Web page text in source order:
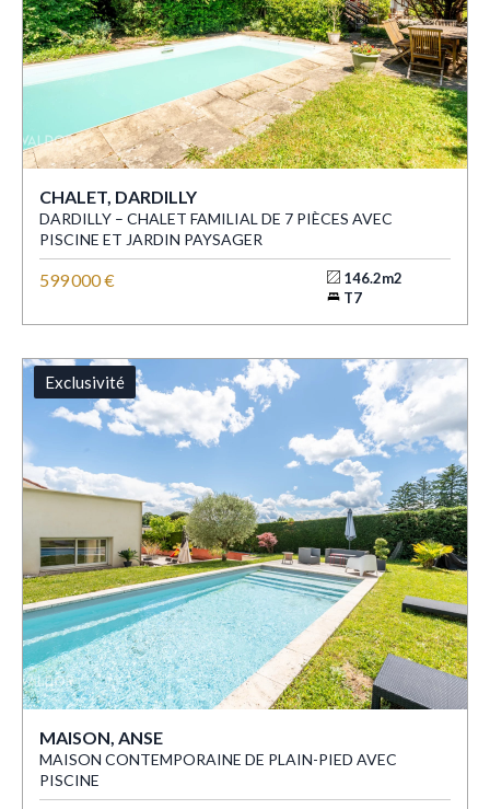
CHALET, DARDILLY
DARDILLY – CHALET FAMILIAL DE 7 PIÈCES AVEC
PISCINE ET JARDIN PAYSAGER
599 000 €
146.2m2
T7
Exclusivité
MAISON, ANSE
MAISON CONTEMPORAINE DE PLAIN-PIED AVEC
PISCINE